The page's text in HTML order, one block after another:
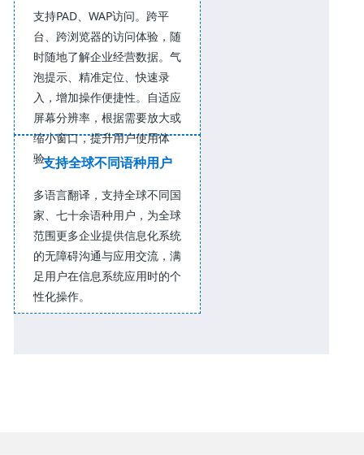
支持PAD、WAP访问。跨平
台、跨浏览器的访问体验，随
时随地了解企业经营数据。气
泡提示、精准定位、快速录
入，增加操作便捷性。自适应
屏幕分辨率，根据需要放大或
缩小窗口，提升用户使用体
验。
支持全球不同语种用户
多语言翻译，支持全球不同国
家、七十余语种用户，为全球
范围更多企业提供信息化系统
的无障碍沟通与应用交流，满
足用户在信息系统应用时的个
性化操作。